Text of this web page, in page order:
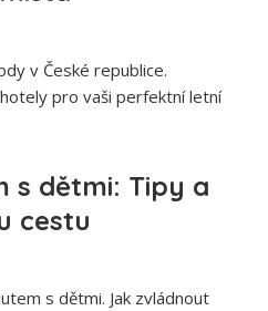
v České republice.
pro vaši perfektní letní
s dětmi: Tipy a
cestu
s dětmi. Jak zvládnout